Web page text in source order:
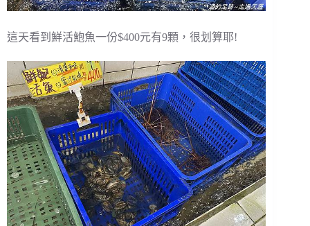
這天看到鮮活鮑魚一份$400元有9顆，很划算耶!